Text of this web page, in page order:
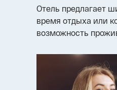
Отель предлагает
время отдыха или
возможность